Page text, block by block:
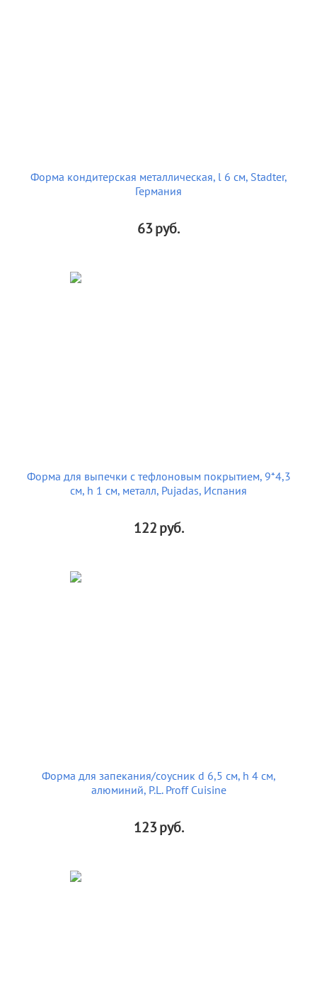
Форма кондитерская металлическая, l 6 см, Stadter,
Германия
63руб.
Форма для выпечки с тефлоновым покрытием, 9*4,3
см, h 1 см, металл, Pujadas, Испания
122руб.
Форма для запекания/соусник d 6,5 см, h 4 см,
алюминий, P.L. Proff Cuisine
123руб.